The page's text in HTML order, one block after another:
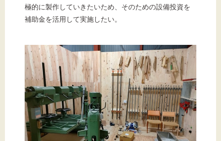
黒 白 黄
極的に製作していきたいため、そのための設備投資を
補助金を活用して実施したい。